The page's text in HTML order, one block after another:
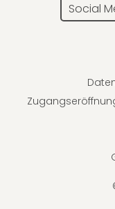
Social